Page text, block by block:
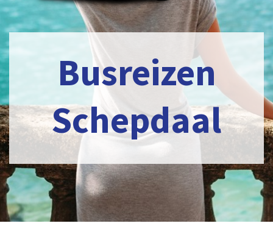
Busreizen
Schepdaal